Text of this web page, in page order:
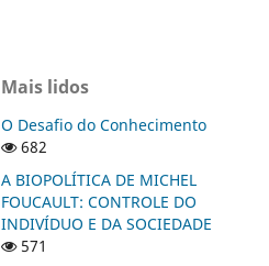
Mais lidos
O Desafio do Conhecimento
682
A BIOPOLÍTICA DE MICHEL
FOUCAULT: CONTROLE DO
INDIVÍDUO E DA SOCIEDADE
571